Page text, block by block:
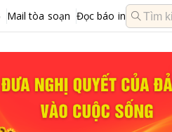
Mail tòa soạn Đọc báo in